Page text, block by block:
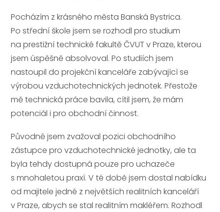
Pocházím z krásného města Banská Bystrica.
Po střední škole jsem se rozhodl pro studium
na prestižní technické fakultě ČVUT v Praze, kterou
jsem úspěšně absolvoval. Po studiích jsem
nastoupil do projekční kanceláře zabývající se
výrobou vzduchotechnických jednotek. Přestože
mě technická práce bavila, cítil jsem, že mám
potenciál i pro obchodní činnost.
Původně jsem zvažoval pozici obchodního
zástupce pro vzduchotechnické jednotky, ale ta
byla tehdy dostupná pouze pro uchazeče
s mnohaletou praxí. V té době jsem dostal nabídku
od majitele jedné z největších realitních kanceláří
v Praze, abych se stal realitním makléřem. Rozhodl